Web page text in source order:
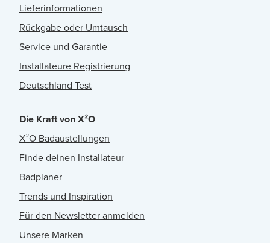
Lieferinformationen
Rückgabe oder Umtausch
Service und Garantie
Installateure Registrierung
Deutschland Test
Die Kraft von X²O
X²O Badaustellungen
Finde deinen Installateur
Badplaner
Trends und Inspiration
Für den Newsletter anmelden
Unsere Marken